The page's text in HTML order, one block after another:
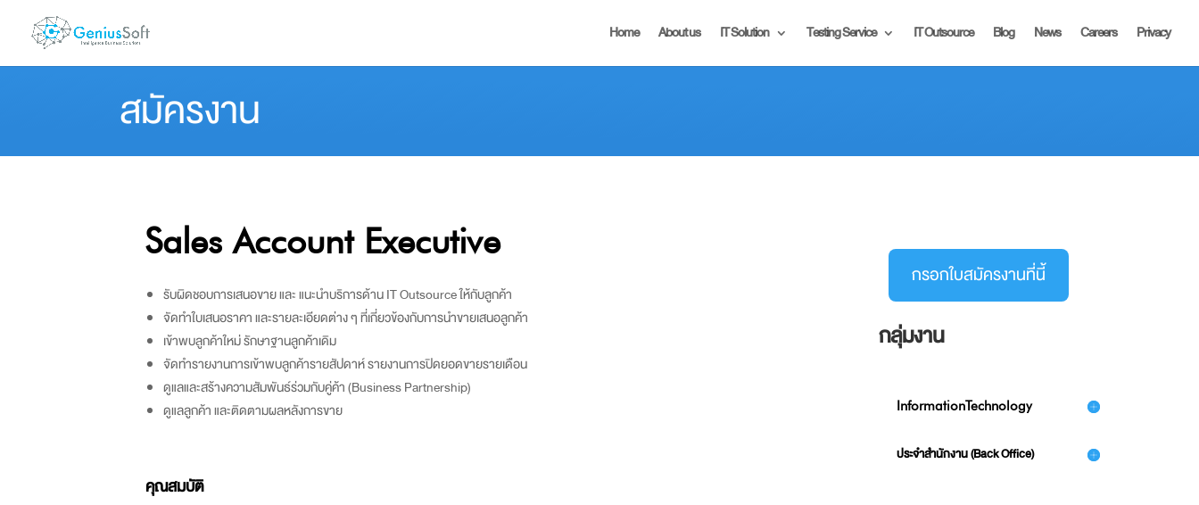
Home About us IT Solution Testing Service IT Outsource Blog News Careers Privacy
สมัครงาน
Sales Account Executive
รับผิดชอบการเสนอขาย และ แนะนำบริการด้าน IT Outsource ให้กับลูกค้า
จัดทำใบเสนอราคา และรายละเอียดต่าง ๆ ที่เกี่ยวข้องกับการนำขายเสนอลูกค้า
เข้าพบลูกค้าใหม่ รักษาฐานลูกค้าเดิม
จัดทำรายงานการเข้าพบลูกค้ารายสัปดาห์ รายงานการปิดยอดขายรายเดือน
ดูแลและสร้างความสัมพันธ์ร่วมกับคู่ค้า (Business Partnership)
ดูแลลูกค้า และติดตามผลหลังการขาย
คุณสมบัติ
กรอกใบสมัครงานที่นี้
กลุ่มงาน
InformationTechnology
ประจำสำนักงาน (Back Office)